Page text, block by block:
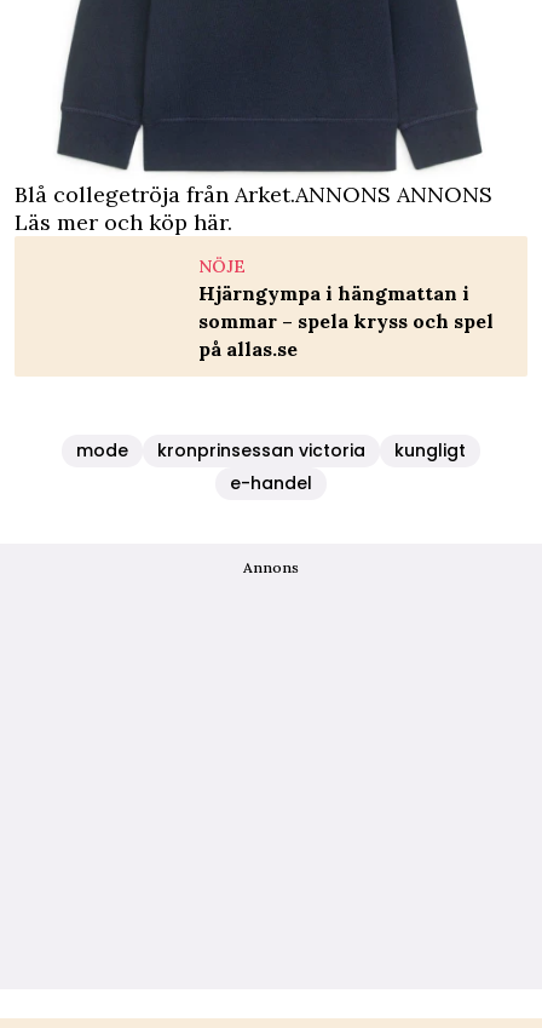
Blå collegetröja från Arket.ANNONS ANNONS
Läs mer och köp här.
NÖJE
Hjärngympa i hängmattan i
sommar – spela kryss och spel
på allas.se
mode kronprinsessan victoria
kungligt
e-handel
Annons